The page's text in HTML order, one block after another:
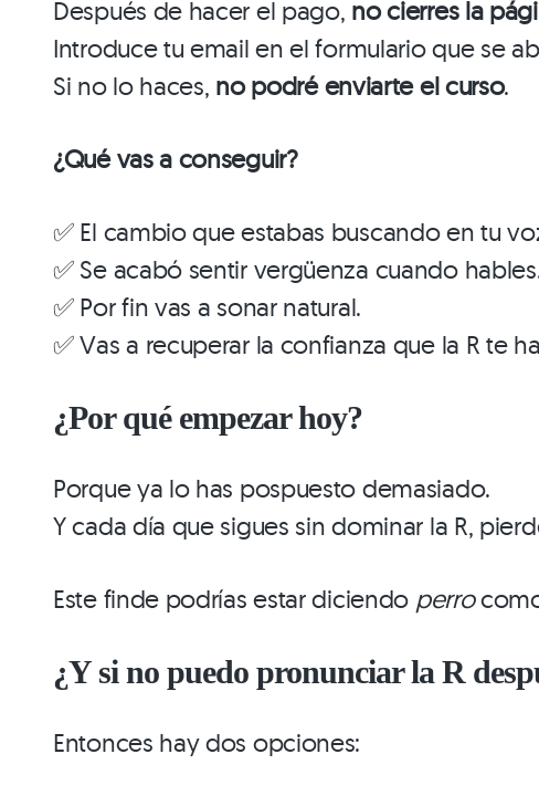
Después de hacer el pago, no cierres la
Introduce tu email en el formulario que se
Si no lo haces, no podré enviarte el curso.
¿Qué vas a conseguir?
✅ El cambio que estabas buscando en tu
✅ Se acabó sentir vergüenza cuando
✅ Por fin vas a sonar natural.
✅ Vas a recuperar la confianza que la R te
¿Por qué empezar hoy?
Porque ya lo has pospuesto demasiado.
Y cada día que sigues sin dominar la R,
Este finde podrías estar diciendo perro
¿Y si no puedo pronunciar la R
Entonces hay dos opciones: